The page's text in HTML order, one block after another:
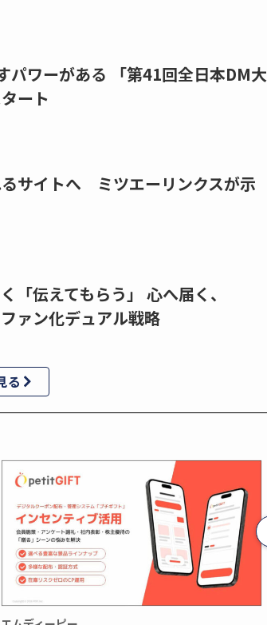
パワーがある 「第41回全日本DM大
ート
サイトへ ミツエーリンクスが示
「伝えてもらう」 心へ届く、
ァン化デュアル戦略
る